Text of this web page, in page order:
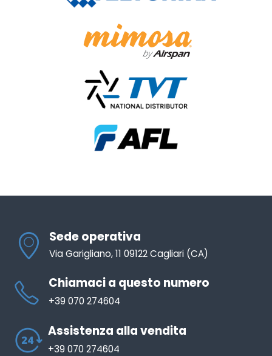
Sede operativa
Via Garigliano, 11 09122 Cagliari (CA)
Chiamaci a questo numero
+39 070 274604
Assistenza alla vendita
+39 070 274604